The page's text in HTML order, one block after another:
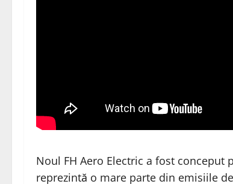
Noul FH Aero Electric a fost
reprezintă o mare parte din emisiile